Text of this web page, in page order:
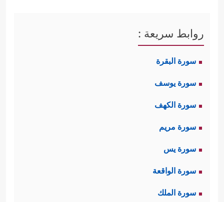
روابط سريعة :
سورة البقرة
سورة يوسف
سورة الكهف
سورة مريم
سورة يس
سورة الواقعة
سورة الملك